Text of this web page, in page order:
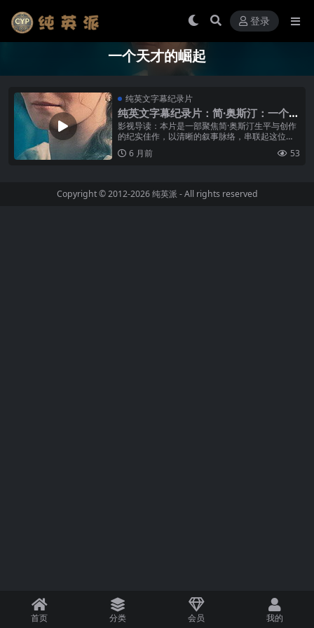
登录
一个天才的崛起
纯英文字幕纪录片
纯英文字幕纪录片：简·奥斯汀：一个天
才的崛起
影视导读：本片是一部聚焦简·奥斯汀生平与创作
的纪实佳作，以清晰的叙事脉络，串联起这位文
学天才从17岁提笔创作到晚年与病痛抗争、坚守
写作的完整人生。纪录片采用场景...
6 月前 53
Copyright © 2012-2026纯英派 - All rights reserved
首页 分类 会员 我的